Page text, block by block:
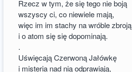
Rzecz w tym, że się tego nie boją
wszyscy ci, co niewiele mają,
więc im im stachy na wróble zbroją
i o atom się się dopominają.
.
Uświęcają Czerwoną Jałówkę
i misteria nad nią odprawiają,